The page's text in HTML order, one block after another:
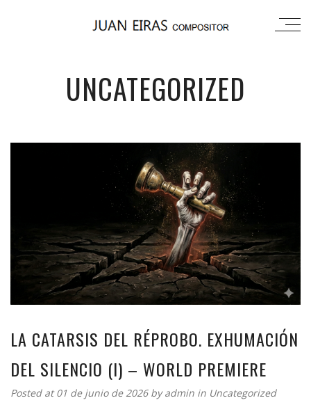
UNCATEGORIZED
LA CATARSIS DEL RÉPROBO. EXHUMACIÓN
DEL SILENCIO (I) – WORLD PREMIERE
Posted at 01 de junio de 2026 byadmin in Uncategorized